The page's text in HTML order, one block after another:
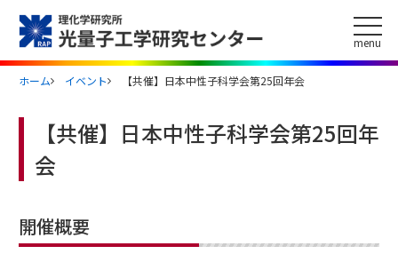
このページの本文へ
menu
ホーム イベント 【共催】日本中性子科学会第25回年会
【共催】日本中性子科学会第25回年
会
開催概要